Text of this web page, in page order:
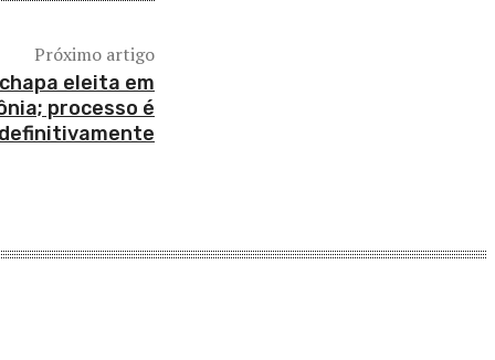
Próximo artigo
eleita em
processo é